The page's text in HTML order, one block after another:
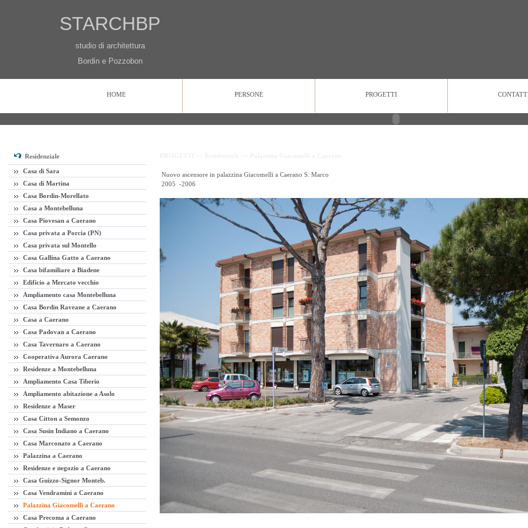
STARCHBP
studio di architettura
Bordin e Pozzobon
PROGETTI
Residenziale
Casa di Sara
Casa di Martina
Casa Bordin-Morellato
Casa a Montebelluna
Casa Piovesan a Caerano
Casa privata a Porcia (PN)
Casa privata sul Montello
Casa Gallina Gatto a Caerano
Casa bifamiliare a Biadene
Edificio a Mercato vecchio
Ampliamento casa Montebelluna
Casa Bordin Raveane a Caerano
Casa a Caerano
Casa Padovan a Caerano
Casa Tavernaro a Caerano
Cooperativa Aurora Caerano
Residenze a Montebelluna
Ampliamento Casa Tiberio
Ampliamento abitazione a Asolo
Residenze a Maser
Casa Citton a Semonzo
Casa Susin Indiano a Caerano
Casa Marconato a Caerano
Palazzina a Caerano
Residenze e negozio a Caerano
Casa Guizzo-Signor Monteb.
Casa Vendramini a Caerano
Palazzina Giacomelli a Caerano
Casa Precoma a Caerano
Nuovo ascensore in palazzina Giacomelli a Caerano S. Marco
2005 -2006
HOME PERSONE PROGETTI